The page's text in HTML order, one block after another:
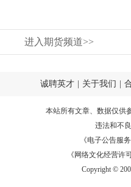
进入期货频道>>
诚聘英才 关于我们
本站所有文章、数据仅供
违法和不
《电子公告服务
《网络文化经营许
Copyright ©